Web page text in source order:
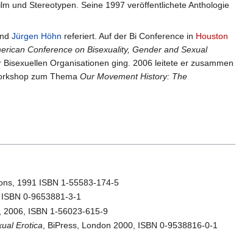
und Stereotypen. Seine 1997 veröffentlichete Anthologie
Jürgen Höhn referiert. Auf der Bi Conference in Houston
Conference on Bisexuality, Gender and Sexual
Organisationen ging. 2006 leitete er zusammen
zum Thema Our Movement History: The
1991 ISBN 1-55583-174-5
0-9653881-3-1
2006, ISBN 1-56023-615-9
Erotica, BiPress, London 2000, ISBN 0-9538816-0-1